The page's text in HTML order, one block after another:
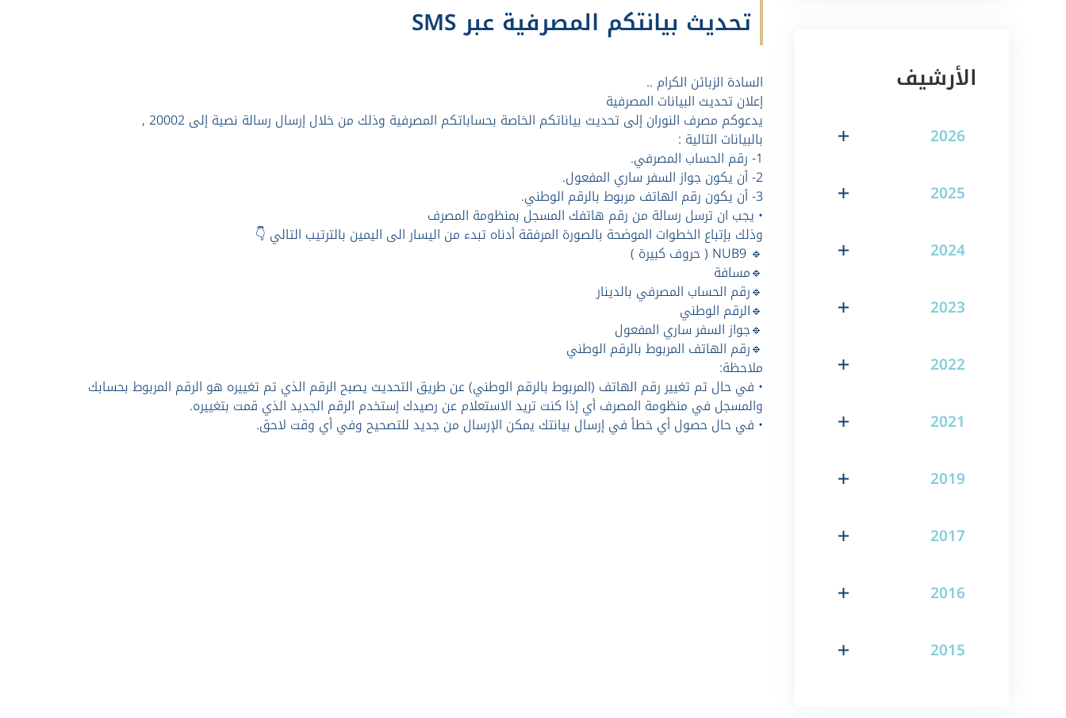
تحديث بيانتكم المصرفية عبر SMS
السادة الزبائن الكرام ..
إعلان تحديث البيانات المصرفية
يدعوكم مصرف النوران إلى تحديث بياناتكم الخاصة بحساباتكم المصرفية وذلك من خلال إرسال رسالة نصية إلى 20002 ,
بالبيانات التالية :
1- رقم الحساب المصرفي.
2- أن يكون جواز السفر ساري المفعول.
3- أن يكون رقم الهاتف مربوط بالرقم الوطني.
• يجب ان ترسل رسالة من رقم هاتفك المسجل بمنظومة المصرف
وذلك بإتباع الخطوات الموضحة بالصورة المرفقة أدناه تبدء من اليسار الى اليمين بالترتيب التالي 👇
🔹 NUB9 ( حروف كبيرة )
🔹مسافة
🔹رقم الحساب المصرفي بالدينار
🔹الرقم الوطني
🔹جواز السفر ساري المفعول
🔹رقم الهاتف المربوط بالرقم الوطني
ملاحظة:
• في حال تم تغيير رقم الهاتف (المربوط بالرقم الوطني) عن طريق التحديث يصبح الرقم الذي تم تغييره هو الرقم المربوط بحسابك
والمسجل في منظومة المصرف أي إذا كنت تريد الاستعلام عن رصيدك إستخدم الرقم الجديد الذي قمت بتغييره.
• في حال حصول أي خطأ في إرسال بيانتك يمكن الإرسال من جديد للتصحيح وفي أي وقت لاحق.
الأرشيف
2026
2025
2024
2023
2022
2021
2019
2017
2016
2015